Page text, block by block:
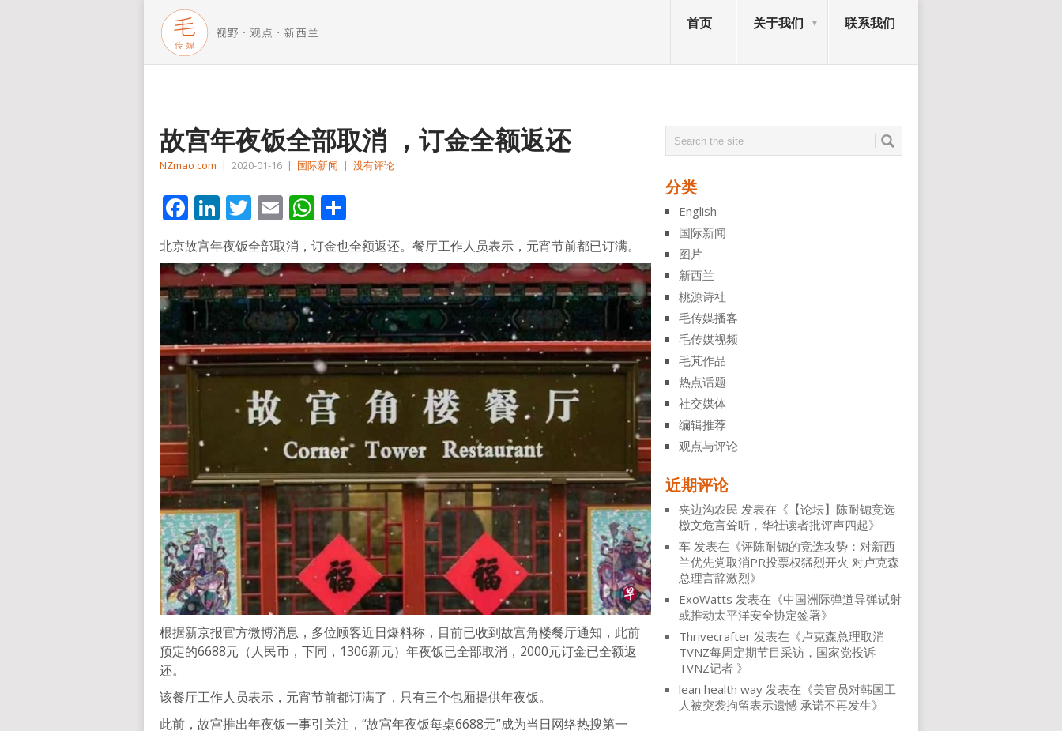
首页 关于我们 联系我们
故宫年夜饭全部取消 ，订金全额返还
NZmao com | 2020-01-16 | 国际新闻 | 没有评论
Facebook
LinkedIn
Twitter
EmailWhatsApp
享
北京故宫年夜饭全部取消，订金也全额返还。餐厅工作人员表示，元宵节前都已订满。
根据新京报官方微博消息，多位顾客近日爆料称，目前已收到故宫角楼餐厅通知，此前
预定的6688元（人民币，下同，1306新元）年夜饭已全部取消，2000元订金已全额返
还。
该餐厅工作人员表示，元宵节前都订满了，只有三个包厢提供年夜饭。
此前，故宫推出年夜饭一事引关注，“故宫年夜饭每桌6688元”成为当日网络热搜第一
分类
English
国际新闻
图片
新西兰
桃源诗社
毛传媒播客
毛传媒视频
毛芃作品
热点话题
社交媒体
编辑推荐
观点与评论
近期评论
夹边沟农民 发表在《 【论坛】陈耐锶竞选
檄文危言耸听，华社读者批评声四起》
车 发表在《评陈耐锶的竞选攻势：对新西
兰优先党取消PR投票权猛烈开火 对卢克森
总理言辞激烈》
ExoWatts 发表在《中国洲际弹道导弹试射
或推动太平洋安全协定签署》
Thrivecrafter 发表在《卢克森总理取消
TVNZ每周定期节目采访，国家党投诉
TVNZ记者 》
lean health way 发表在《美官员对韩国工
人被突袭拘留表示遗憾 承诺不再发生》